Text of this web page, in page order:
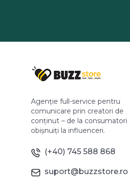
Agenție full-service pentru
comunicare prin creatori de
conținut – de la consumatori
obișnuiți la influenceri.
(+40) 745 588 868
suport@buzzstore.ro